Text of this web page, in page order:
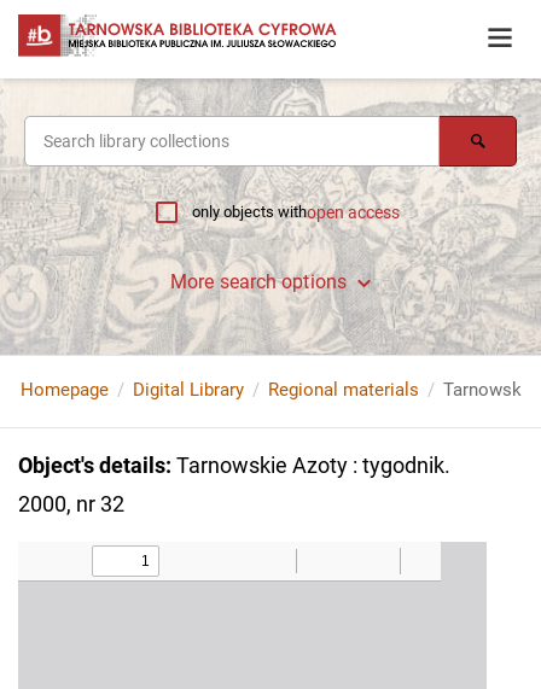
only objects withopen access
More search options
Homepage Digital Library Regional materials Tarnowskie
Object's details: Tarnowskie Azoty : tygodnik.
2000, nr 32